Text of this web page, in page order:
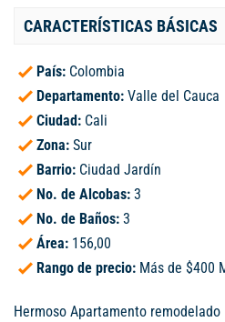
CARACTERÍSTICAS BÁSICAS
País: Colombia
Departamento: Valle del Cauca
Ciudad: Cali
Zona: Sur
Barrio: Ciudad Jardín
No. de Alcobas: 3
No. de Baños: 3
Área: 156,00
Rango de precio: Más de $400
Hermoso Apartamento